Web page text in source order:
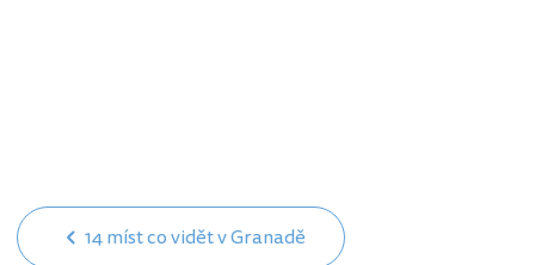
14 míst co vidět v Granadě